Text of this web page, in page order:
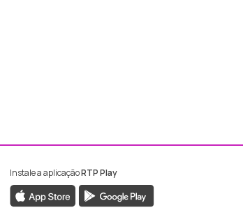
Madeira
RTP Madeira
Instale a aplicaçãoRTP Play